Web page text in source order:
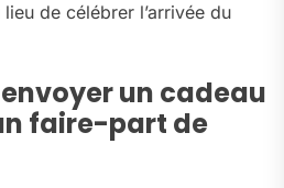
de célébrer l’arrivée du
un cadeau
faire-part de